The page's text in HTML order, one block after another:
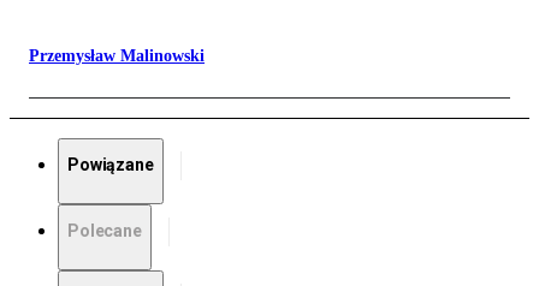
Przemysław Malinowski
Powiązane
Polecane